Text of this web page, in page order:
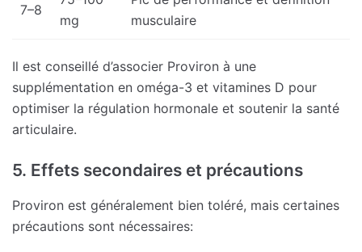
7–8
mg
musculaire
Il est conseillé d’associer Proviron à une
supplémentation en oméga-3 et vitamines D pour
optimiser la régulation hormonale et soutenir la santé
articulaire.
5. Effets secondaires et précautions
Proviron est généralement bien toléré, mais certaines
précautions sont nécessaires: